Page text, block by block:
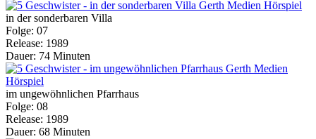
in der sonderbaren Villa
Folge: 07
Release: 1989
Dauer: 74 Minuten
im ungewöhnlichen Pfarrhaus
Folge: 08
Release: 1989
Dauer: 68 Minuten